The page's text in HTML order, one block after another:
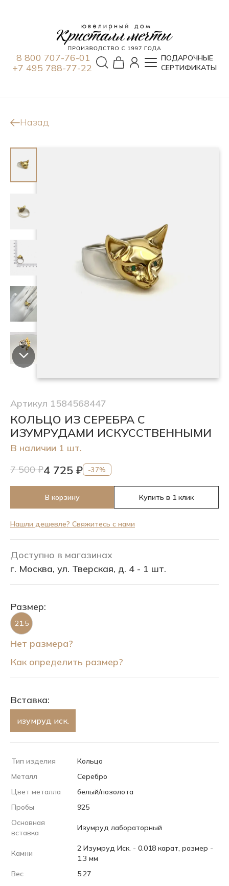
8 800 707-76-01
+7 495 788-77-22
ПОДАРОЧНЫЕ
СЕРТИФИКАТЫ
Назад
Артикул 1584568447
КОЛЬЦО ИЗ СЕРЕБРА С
ИЗУМРУДАМИ ИСКУССТВЕННЫМИ
В наличии 1 шт.
7 500 ₽4 725 ₽ -37%
В корзину Купить в 1 клик
Нашли дешевле? Свяжитесь с нами
Доступно в магазинах
г. Москва, ул. Тверская, д. 4 - 1 шт.
Размер:
21.5
Нет размера?
Как определить размер?
Вставка:
изумруд иск.
Тип изделия
Кольцо
Металл
Серебро
Цвет металла
белый/позолота
Пробы
925
Основная
вставка
Изумруд лабораторный
Камни
2 Изумруд Иск. - 0.018 карат, размер -
1.3 мм
Вес
5.27